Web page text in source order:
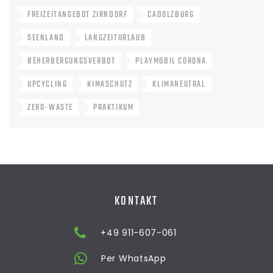
FREIZEITANGEBOT ZIRNDORF
CADOLZBURG
SEENLAND
LANGZEITURLAUB
BEHERBERGUNGSVERBOT
PLAYMOBIL CORONA
UPCYCLING
KIMASCHUTZ
KLIMANEUTRAL
ZERO-WASTE
PRAKTIKUM
KONTAKT
+49 911-607-061
Per WhatsApp